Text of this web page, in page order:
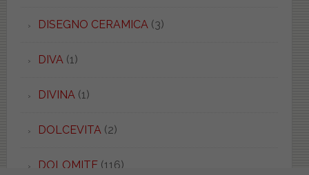
DISEGNO CERAMICA(3)
DIVA(1)
DIVINA(1)
DOLCEVITA(2)
DOLOMITE(116)